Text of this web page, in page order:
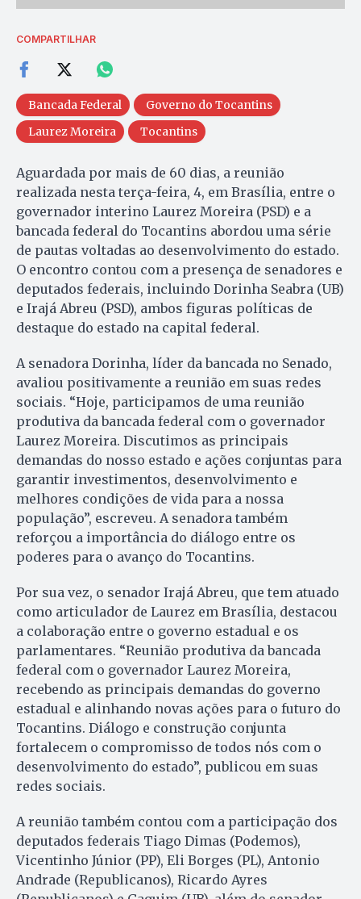
COMPARTILHAR
Bancada Federal
Governo do Tocantins
Laurez Moreira
Tocantins
Aguardada por mais de 60 dias, a reunião
realizada nesta terça-feira, 4, em Brasília, entre o
governador interino Laurez Moreira (PSD) e a
bancada federal do Tocantins abordou uma série
de pautas voltadas ao desenvolvimento do estado.
O encontro contou com a presença de senadores e
deputados federais, incluindo Dorinha Seabra (UB)
e Irajá Abreu (PSD), ambos figuras políticas de
destaque do estado na capital federal.
A senadora Dorinha, líder da bancada no Senado,
avaliou positivamente a reunião em suas redes
sociais. “Hoje, participamos de uma reunião
produtiva da bancada federal com o governador
Laurez Moreira. Discutimos as principais
demandas do nosso estado e ações conjuntas para
garantir investimentos, desenvolvimento e
melhores condições de vida para a nossa
população”, escreveu. A senadora também
reforçou a importância do diálogo entre os
poderes para o avanço do Tocantins.
Por sua vez, o senador Irajá Abreu, que tem atuado
como articulador de Laurez em Brasília, destacou
a colaboração entre o governo estadual e os
parlamentares. “Reunião produtiva da bancada
federal com o governador Laurez Moreira,
recebendo as principais demandas do governo
estadual e alinhando novas ações para o futuro do
Tocantins. Diálogo e construção conjunta
fortalecem o compromisso de todos nós com o
desenvolvimento do estado”, publicou em suas
redes sociais.
A reunião também contou com a participação dos
deputados federais Tiago Dimas (Podemos),
Vicentinho Júnior (PP), Eli Borges (PL), Antonio
Andrade (Republicanos), Ricardo Ayres